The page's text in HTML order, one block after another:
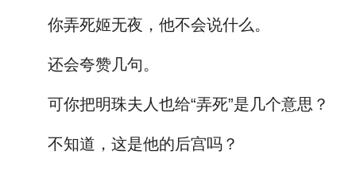
你弄死姬无夜，他不会说什么。
还会夸赞几句。
可你把明珠夫人也给“弄死”是几个意思？
不知道，这是他的后宫吗？